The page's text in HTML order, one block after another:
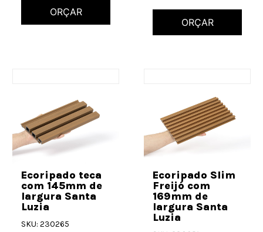
ORÇAR
ORÇAR
Ecoripado teca
com 145mm de
largura Santa
Luzia
SKU: 230265
Ecoripado Slim
Freijó com
169mm de
largura Santa
Luzia